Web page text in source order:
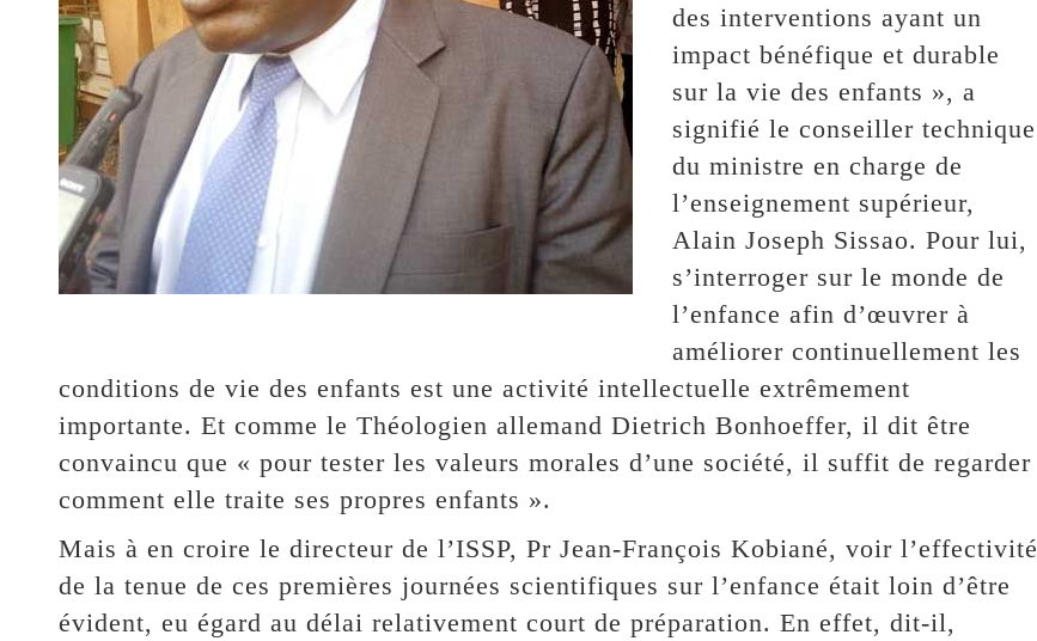
des interventions ayant un
impact bénéfique et durable
sur la vie des enfants », a
signifié le conseiller technique
du ministre en charge de
l’enseignement supérieur,
Alain Joseph Sissao. Pour lui,
s’interroger sur le monde de
l’enfance afin d’œuvrer à
améliorer continuellement les
conditions de vie des enfants est une activité intellectuelle extrêmement
importante. Et comme le Théologien allemand Dietrich Bonhoeffer, il dit être
convaincu que « pour tester les valeurs morales d’une société, il suffit de regarder
comment elle traite ses propres enfants ».
Mais à en croire le directeur de l’ISSP, Pr Jean-François Kobiané, voir l’effectivité
de la tenue de ces premières journées scientifiques sur l’enfance était loin d’être
évident, eu égard au délai relativement court de préparation. En effet, dit-il,